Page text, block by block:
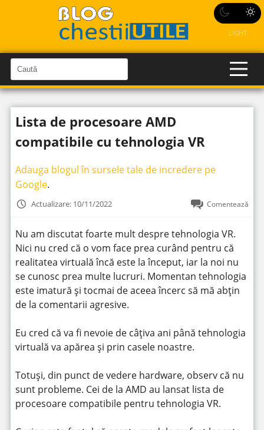
LIGHT
a
u
t
C
a
u
î
n
i
t
Lista de procesoare AMD
compatibile cu tehnologia VR
Adauga blogul în sursele tale de incredere pe
Google.
Actualizare: 10/11/2022 Comentează
Nu am discutat foarte mult despre tehnologia VR.
Nici nu cred că o vom face prea curând pentru că
realitatea virtuală încă este la început, iar la noi nu
se cunosc prea multe lucruri. Momentan tehnologia
este imatură și tocmai de aceea încerc să mă abțin
de la comentarii agresive.
Eu cred că va fi nevoie de câțiva ani până tehnologia
virtuală va apărea și prin casele noastre.
Totuși, din punct de vedere hardware, observ că nu
sunt probleme. Cei de la AMD au lansat lista de
procesoare compatibile pentru tehnologia VR.